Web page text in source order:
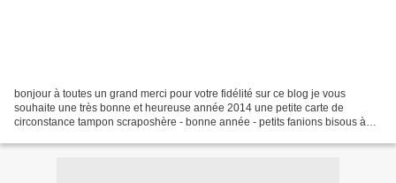
bonjour à toutes un grand merci pour votre fidélité sur ce blog je vous
souhaite une très bonne et heureuse année 2014 une petite carte de
circonstance tampon scraposhère - bonne année - petits fanions bisous à